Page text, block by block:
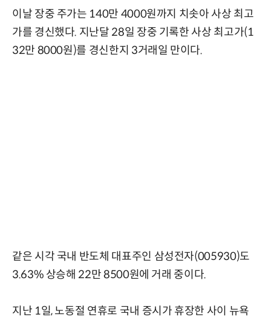
이날 장중 주가는 140만 4000원까지 치솟아 사상 최고
가를 경신했다. 지난달 28일 장중 기록한 사상 최고가(1
32만 8000원)를 경신한지 3거래일 만이다.
같은 시각 국내 반도체 대표주인 삼성전자(005930)도
3.63% 상승해 22만 8500원에 거래 중이다.
지난 1일, 노동절 연휴로 국내 증시가 휴장한 사이 뉴욕